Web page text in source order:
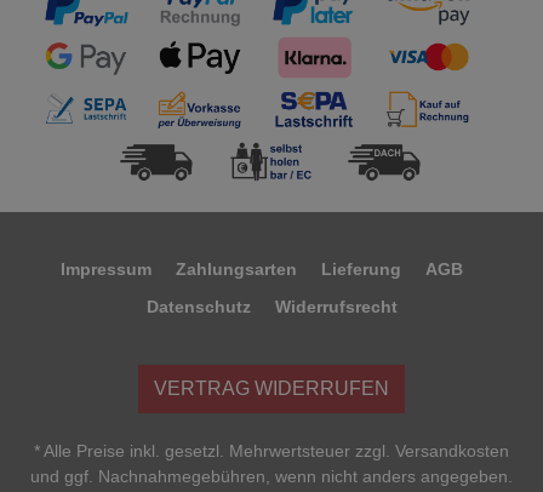
Impressum Zahlungsarten Lieferung
AGB
Datenschutz
Widerrufsrecht
VERTRAG WIDERRUFEN
* Alle Preise inkl. gesetzl. Mehrwertsteuer zzgl. Versandkosten
und ggf. Nachnahmegebühren, wenn nicht anders angegeben.